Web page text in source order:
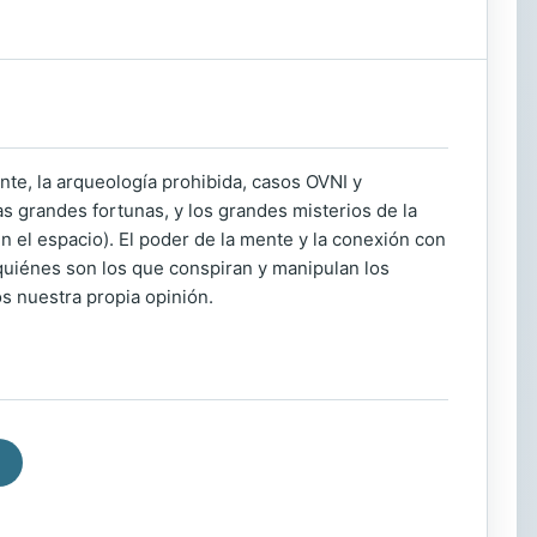
la arqueología prohibida, casos OVNI y
grandes fortunas, y los grandes misterios de la
el espacio). El poder de la mente y la conexión con
son los que conspiran y manipulan los
nuestra propia opinión.